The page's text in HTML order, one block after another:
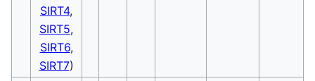
SIRT4,
SIRT5,
SIRT6,
SIRT7)